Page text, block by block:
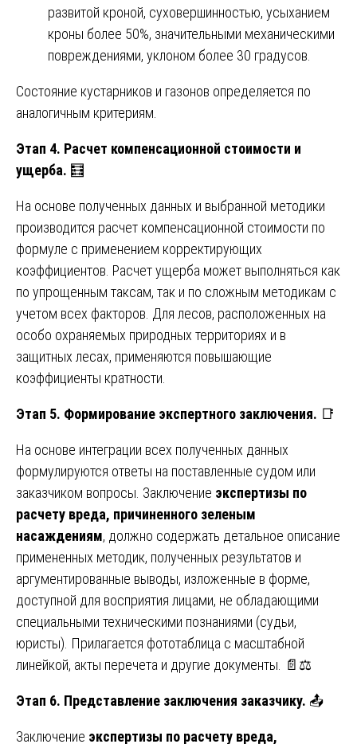
развитой кроной, суховершинностью, усыханием
кроны более 50%, значительными механическими
повреждениями, уклоном более 30 градусов.
Состояние кустарников и газонов определяется по
аналогичным критериям.
Этап 4. Расчет компенсационной стоимости и
ущерба. 🧮
На основе полученных данных и выбранной методики
производится расчет компенсационной стоимости по
формуле с применением корректирующих
коэффициентов. Расчет ущерба может выполняться как
по упрощенным таксам, так и по сложным методикам с
учетом всех факторов. Для лесов, расположенных на
особо охраняемых природных территориях и в
защитных лесах, применяются повышающие
коэффициенты кратности.
Этап 5. Формирование экспертного заключения. 📑
На основе интеграции всех полученных данных
формулируются ответы на поставленные судом или
заказчиком вопросы. Заключение экспертизы по
расчету вреда, причиненного зеленым
насаждениям, должно содержать детальное описание
примененных методик, полученных результатов и
аргументированные выводы, изложенные в форме,
доступной для восприятия лицами, не обладающими
специальными техническими познаниями (судьи,
юристы). Прилагается фототаблица с масштабной
линейкой, акты перечета и другие документы. 📄⚖️
Этап 6. Представление заключения заказчику. 📤
Заключение экспертизы по расчету вреда,